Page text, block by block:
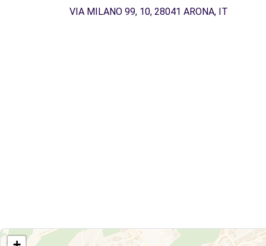
VIA MILANO 99, 10, 28041 ARONA, IT